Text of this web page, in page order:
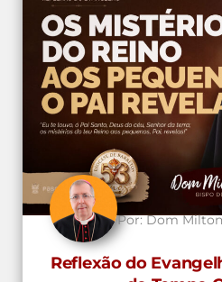
Por:Dom
Reflexão do